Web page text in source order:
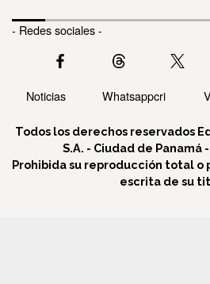
- Redes sociales -
Noticias Whatsappcri
Todos los derechos reservados
S.A. - Ciudad de Panamá
Prohibida su reproducción total o
escrita de su